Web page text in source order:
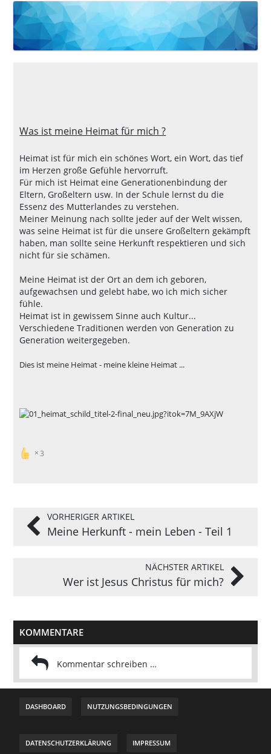
Was ist meine Heimat für mich ?
Heimat ist für mich ein schönes Wort, ein Wort, das tief
im Herzen große Gefühle hervorruft.
Für mich ist Heimat eine Generationenbindung der
Eltern, Großeltern usw. In der Schule lernst du die
Essenz des Mutterlandes zu verstehen.
Meiner Meinung nach sollte jeder auf der Welt wissen,
was seine Heimat ist für die unsere Großeltern gekämpft
haben, man sollte seine Herkunft respektieren und sich
nicht für sie schämen.
Meine Heimat ist der Ort an dem ich geboren,
aufgewachsen und gelebt habe, wo ich mich sicher
fühle.
Heimat ist in gewissem Sinne auch Kultur...
Verschiedene Traditionen werden von Generation zu
Generation weitergegeben.
Dies ist meine Heimat - meine kleine Heimat ...
3
VORHERIGER ARTIKEL
Meine Herkunft - mein Leben - Teil 1
NÄCHSTER ARTIKEL
Wer ist Jesus Christus für mich?
KOMMENTARE
DASHBOARD NUTZUNGSBEDINGUNGEN
DATENSCHUTZERKLÄRUNG IMPRESSUM